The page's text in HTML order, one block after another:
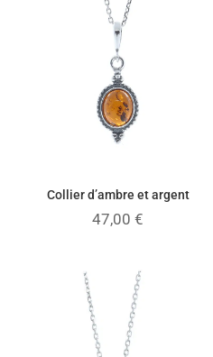
Collier d’ambre et argent
47,00€